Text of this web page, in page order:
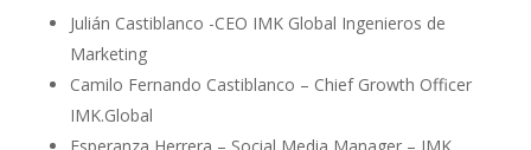
Julián Castiblanco -CEO IMK Global Ingenieros de
Marketing
Camilo Fernando Castiblanco – Chief Growth Officer
IMK.Global
Esperanza Herrera – Social Media Manager – IMK